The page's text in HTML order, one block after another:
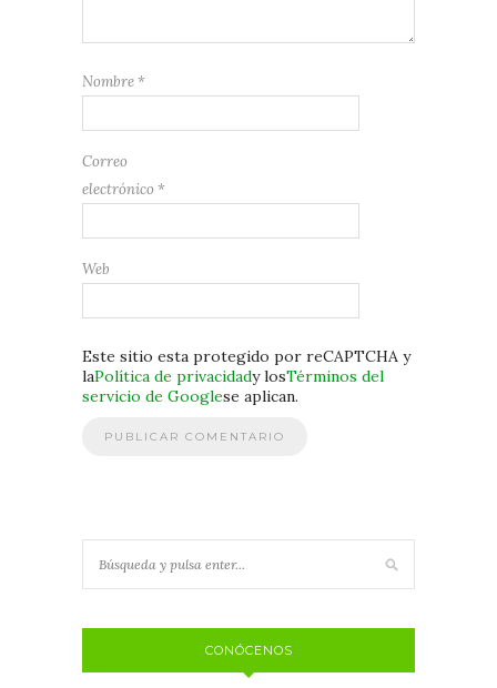
Nombre *
Correo
electrónico *
Web
Este sitio esta protegido por reCAPTCHA y
laPolítica de privacidady losTérminos del
servicio de Googlese aplican.
CONÓCENOS